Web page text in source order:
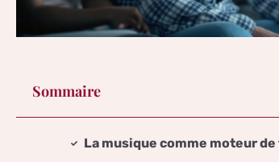
Sommaire
La musique comme moteur